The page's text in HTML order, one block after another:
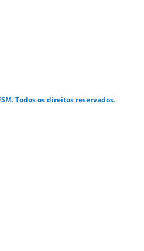
Todos os direitos reservados.